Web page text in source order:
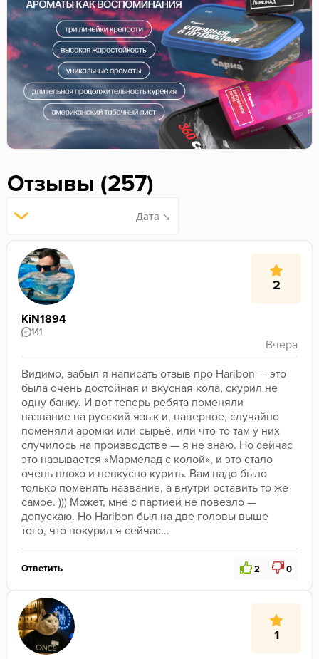
Отзывы (257)
Дата ↘
2
KiN1894
141
Видимо, забыл я написать отзыв про Haribon — это
была очень достойная и вкусная кола, скурил не
одну банку. И вот теперь ребята поменяли
название на русский язык и, наверное, случайно
поменяли аромки или сырьё, или что-то там у них
случилось на производстве — я не знаю. Но сейчас
это называется «Мармелад с колой», и это стало
очень плохо и невкусно курить. Вам надо было
только поменять название, а внутри оставить то же
самое. ))) Может, мне с партией не повезло —
допускаю. Но Haribon был на две головы выше
того, что покурил я сейчас...
Ответить 2 0
1